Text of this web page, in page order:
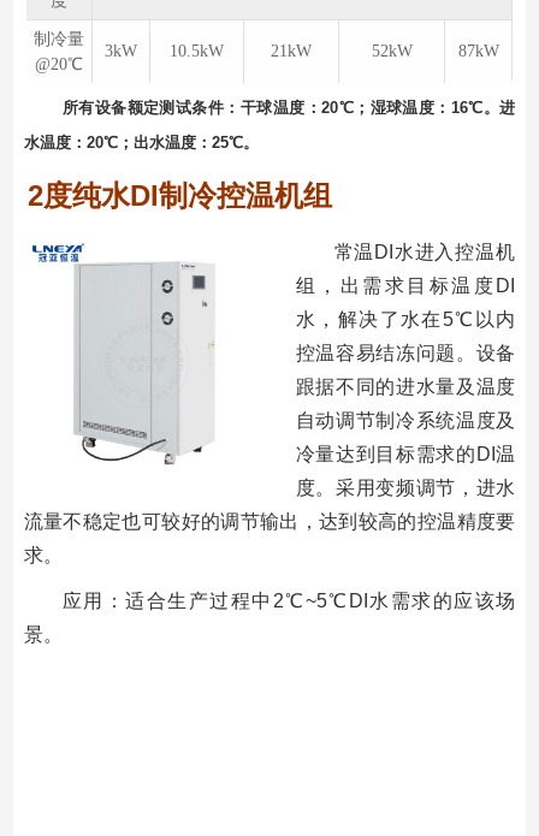
制冷量
@20℃
3kW 10.5kW 21kW 52kW 87kW
所有设备额定测试条件：⼲球温度：20℃；湿球温度：16℃。进
⽔温度：20℃；出⽔温度：25℃。
2度纯水DI制冷控温机组
常温DI⽔进⼊控温机
组，出需求⽬标温度DI
⽔，解决了⽔在5℃以内
控温容易结冻问题。设备
跟据不同的进⽔量及温度
⾃动调节制冷系统温度及
冷量达到⽬标需求的DI温
度。采⽤变频调节，进⽔
流量不稳定也可较好的调节输出，达到较⾼的控温精度要
求。
应⽤：适合⽣产过程中2℃~5℃DI⽔需求的应该场
景。